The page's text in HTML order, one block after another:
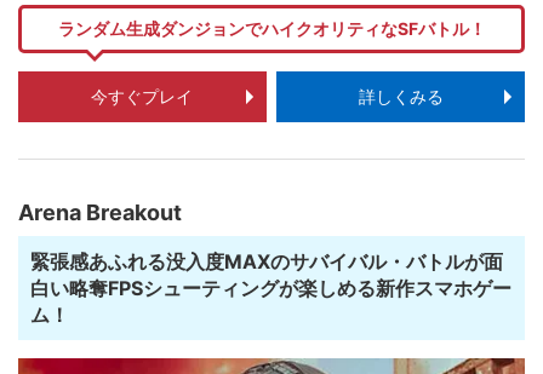
ランダム生成ダンジョンでハイクオリティなSFバトル！
今すぐプレイ 詳しくみる
Arena Breakout
緊張感あふれる没入度MAXのサバイバル・バトルが面
白い略奪FPSシューティングが楽しめる新作スマホゲー
ム！